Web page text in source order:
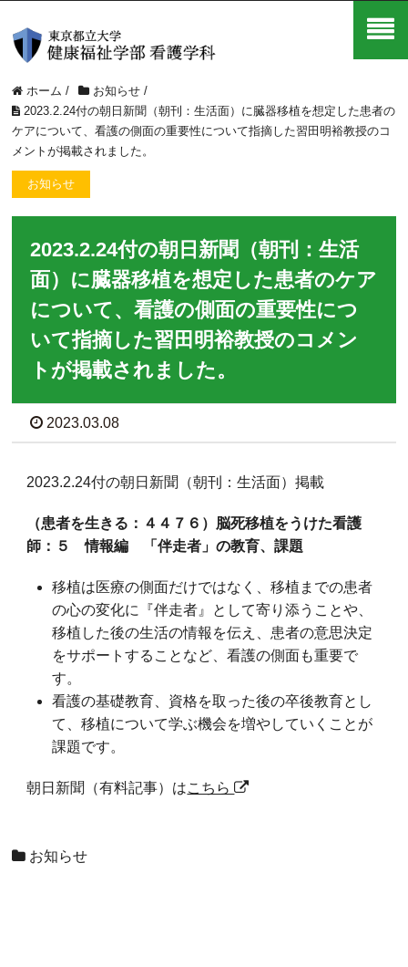
ホーム / お知らせ /
2023.2.24付の朝日新聞（朝刊：生活面）に臓器移植を想定した患者の
ケアについて、看護の側面の重要性について指摘した習田明裕教授のコ
メントが掲載されました。
お知らせ
2023.2.24付の朝日新聞（朝刊：生活
面）に臓器移植を想定した患者のケア
について、看護の側面の重要性につ
いて指摘した習田明裕教授のコメン
トが掲載されました。
2023.03.08
2023.2.24付の朝日新聞（朝刊：生活面）掲載
（患者を生きる：４４７６）脳死移植をうけた看護
師：５ 情報編 「伴走者」の教育、課題
移植は医療の側面だけではなく、移植までの患者
の心の変化に『伴走者』として寄り添うことや、
移植した後の生活の情報を伝え、患者の意思決定
をサポートすることなど、看護の側面も重要で
す。
看護の基礎教育、資格を取った後の卒後教育とし
て、移植について学ぶ機会を増やしていくことが
課題です。
朝日新聞（有料記事）はこちら
お知らせ